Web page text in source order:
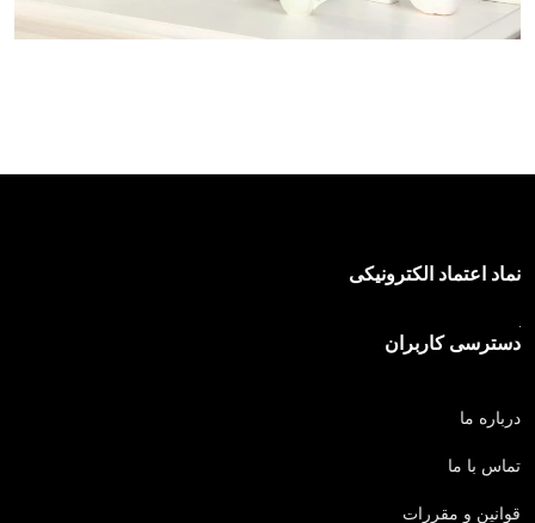
نماد اعتماد الکترونیکی
دسترسی کاربران
درباره ما
تماس با ما
قوانین و مقررات